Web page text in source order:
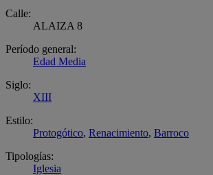
Calle:
ALAIZA 8
Período general:
Edad Media
Siglo:
XIII
Estilo:
Protogótico, Renacimiento, Barroco
Tipologías:
Iglesia